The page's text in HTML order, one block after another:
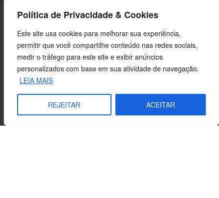
Política de Privacidade & Cookies
Este site usa cookies para melhorar sua experiência,
permitir que você compartilhe conteúdo nas redes sociais,
medir o tráfego para este site e exibir anúncios
personalizados com base em sua atividade de navegação.
LEIA MAIS
REJEITAR ACEITAR
As bem-aventuranças como caminho de santidade